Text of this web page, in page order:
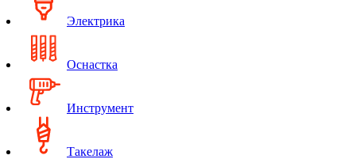
Электрика
Оснастка
Инструмент
Такелаж